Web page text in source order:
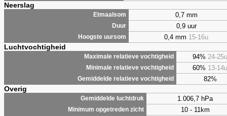
Neerslag
Etmaalsom 0,7 mm
Duur 0,9 uur
Hoogste uursom 0,4 mm 15-16u
Luchtvochtigheid
Maximale relatieve vochtigheid 94% 24-25u
Minimale relatieve vochtigheid 60% 13-14u
Gemiddelde relatieve vochtigheid 82%
Overig
Gemiddelde luchtdruk 1.006,7 hPa
Minimum opgetreden zicht 10 - 11km